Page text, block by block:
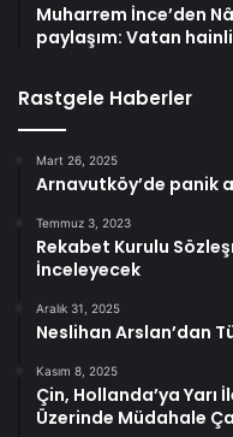
Muharrem İnce’den
paylaşım: Vatan
Rastgele Haberler
Mart 26, 2025
Arnavutköy’de panik
Temmuz 3, 2023
Rekabet Kurulu
İnceleyecek
Aralık 31, 2025
Neslihan Arslan’dan
Kasım 8, 2025
Çin, Hollanda’ya
Üzerinde Müdahale